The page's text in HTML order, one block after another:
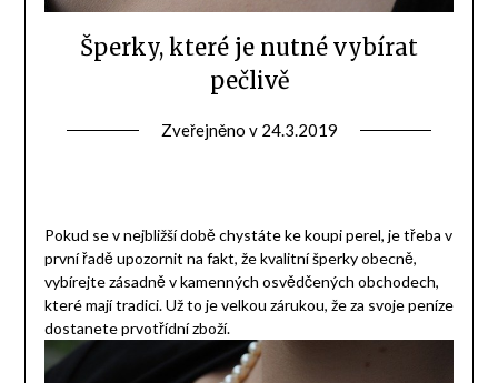
Šperky, které je nutné vybírat
pečlivě
Zveřejněno v 24.3.2019
Pokud se v nejbližší době chystáte ke koupi perel, je třeba v
první řadě upozornit na fakt, že kvalitníšperkyobecně,
vybírejte zásadně v kamenných osvědčených obchodech,
které mají tradici. Už to je velkou zárukou, že za svoje peníze
dostanete prvotřídní zboží.